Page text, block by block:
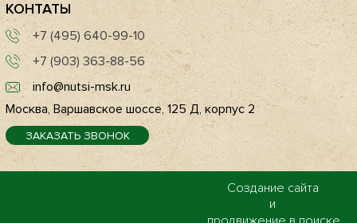
КОНТАТЫ
+7 (495) 640-99-10
+7 (903) 363-88-56
info@nutsi-msk.ru
Москва, Варшавское шоссе, 125 Д, корпус 2
ЗАКАЗАТЬ ЗВОНОК
Создание сайта
и